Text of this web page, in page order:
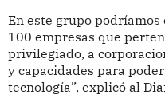
En este grupo
100 empresas que
privilegiado, a
y capacidades para
tecnología”, explicó al